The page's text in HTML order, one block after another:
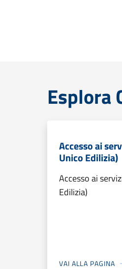
Esplora
Accesso ai
Unico Edilizia)
Accesso ai
Edilizia)
VAI ALLA PAGINA